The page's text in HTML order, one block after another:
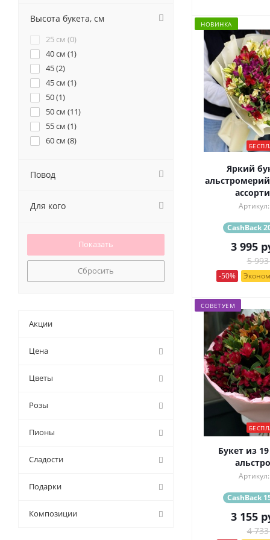
НОВИНКА
Яркий
CashBack
3 995
5
-50%
СОВЕТУЕМ
Букет из
CashBack
3 155
4
51 (2 )
Высота букета, см
25 см (0)
40 см (1)
45 (2)
45 см (1)
50 (1)
50 см (11)
55 см (1)
60 см (8)
Повод
Для кого
Сбросить
Акции
Цена
Цветы
Розы
Пионы
Сладости
Подарки
Композиции